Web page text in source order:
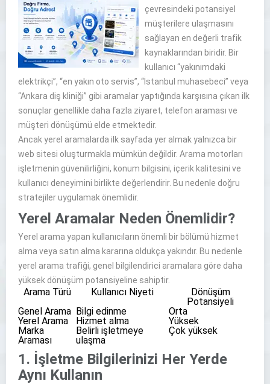
çevresindeki potansiyel
müşterilere ulaşmasını
sağlayan en değerli trafik
kaynaklarından biridir. Bir
kullanıcı “yakınımdaki
elektrikçi”, “en yakın oto servis”, “İstanbul muhasebeci” veya
“Ankara diş kliniği” gibi aramalar yaptığında karşısına çıkan ilk
sonuçlar genellikle daha fazla ziyaret, telefon araması ve
müşteri dönüşümü elde etmektedir.
Ancak yerel aramalarda ilk sayfada yer almak yalnızca bir
web sitesi oluşturmakla mümkün değildir. Arama motorları
işletmenin güvenilirliğini, konum bilgisini, içerik kalitesini ve
kullanıcı deneyimini birlikte değerlendirir. Bu nedenle doğru
stratejiler uygulamak önemlidir.
Yerel Aramalar Neden Önemlidir?
Yerel arama yapan kullanıcıların önemli bir bölümü hizmet
alma veya satın alma kararına oldukça yakındır. Bu nedenle
yerel arama trafiği, genel bilgilendirici aramalara göre daha
yüksek dönüşüm potansiyeline sahiptir.
Arama Türü Kullanıcı Niyeti
Dönüşüm
Potansiyeli
Genel Arama Bilgi edinme
Orta
Yerel Arama
Hizmet alma
Yüksek
Marka
Araması
Belirli işletmeye
ulaşma
Çok yüksek
1. İşletme Bilgilerinizi Her Yerde
Aynı Kullanın